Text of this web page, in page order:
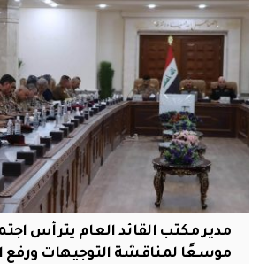
مدير مكتب القائد العام يترأس
موسعًا لمناقشة التوجيهات ورفع